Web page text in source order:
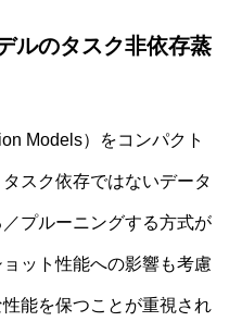
ルのタスク非依存蒸
Models）をコンパクト
スク依存ではないデータ
プルーニングする方式が
ット性能への影響も考慮
能を保つことが重視され